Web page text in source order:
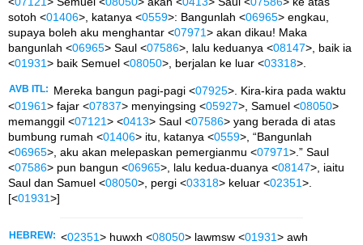
sotoh <01406>, katanya <0559>: Bangunlah <06965> engkau,
supaya boleh aku menghantar <07971> akan dikau! Maka
bangunlah <06965> Saul <07586>, lalu keduanya <08147>, baik ia
<01931> baik Semuel <08050>, berjalan ke luar <03318>.
AVB ITL: Mereka bangun pagi-pagi <07925>. Kira-kira pada waktu
<01961> fajar <07837> menyingsing <05927>, Samuel <08050>
memanggil <07121> <0413> Saul <07586> yang berada di atas
bumbung rumah <01406> itu, katanya <0559>, “Bangunlah
<06965>, aku akan melepaskan pemergianmu <07971>.” Saul
<07586> pun bangun <06965>, lalu kedua-duanya <08147>, iaitu
Saul dan Samuel <08050>, pergi <03318> keluar <02351>.
[<01931>]
HEBREW: <02351> huwxh <08050> lawmsw <01931> awh